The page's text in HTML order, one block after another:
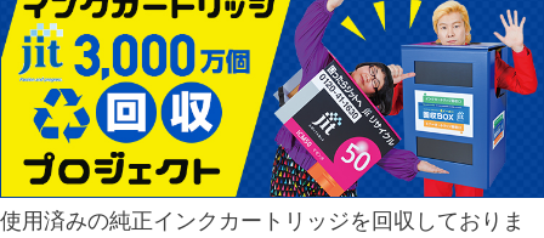
使用済みの純正インクカートリッジを回収しておりま